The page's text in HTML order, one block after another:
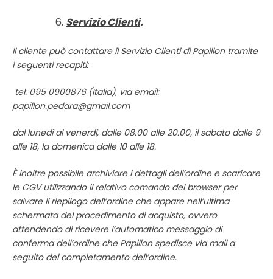
Servizio Clienti.
Il cliente può contattare il Servizio Clienti di Papillon tramite
i seguenti recapiti:
tel: 095 0900876 (Italia), via email:
papillon.pedara@gmail.com
dal lunedì al venerdì, dalle 08.00 alle 20.00, il sabato dalle 9
alle 18, la domenica dalle 10 alle 18.
È inoltre possibile archiviare i dettagli dell’ordine e scaricare
le CGV utilizzando il relativo comando del browser per
salvare il riepilogo dell’ordine che appare nell’ultima
schermata del procedimento di acquisto, ovvero
attendendo di ricevere l’automatico messaggio di
conferma dell’ordine che Papillon spedisce via mail a
seguito del completamento dell’ordine.